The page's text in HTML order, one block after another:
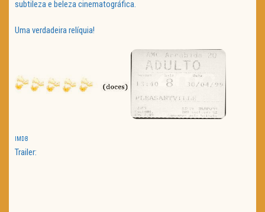
subtileza e beleza cinematográfica.
Uma verdadeira relíquia!
IMDB
Trailer: